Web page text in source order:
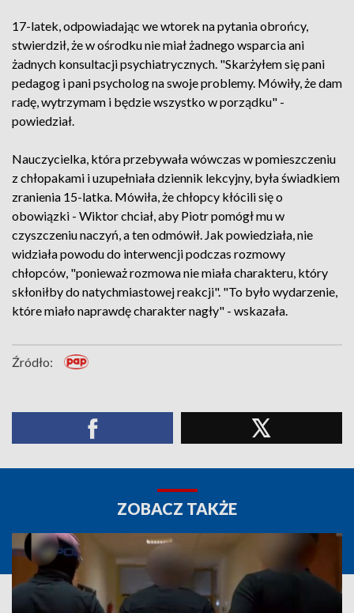
17-latek, odpowiadając we wtorek na pytania obrońcy,
stwierdził, że w ośrodku nie miał żadnego wsparcia ani
żadnych konsultacji psychiatrycznych. "Skarżyłem się pani
pedagog i pani psycholog na swoje problemy. Mówiły, że dam
radę, wytrzymam i będzie wszystko w porządku" -
powiedział.
Nauczycielka, która przebywała wówczas w pomieszczeniu
z chłopakami i uzupełniała dziennik lekcyjny, była świadkiem
zranienia 15-latka. Mówiła, że chłopcy kłócili się o
obowiązki - Wiktor chciał, aby Piotr pomógł mu w
czyszczeniu naczyń, a ten odmówił. Jak powiedziała, nie
widziała powodu do interwencji podczas rozmowy
chłopców, "ponieważ rozmowa nie miała charakteru, który
skłoniłby do natychmiastowej reakcji". "To było wydarzenie,
które miało naprawdę charakter nagły" - wskazała.
Źródło:
ZOBACZ TAKŻE